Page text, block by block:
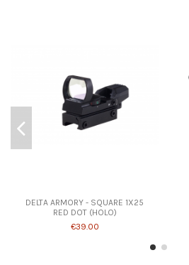
DELTA ARMORY - SQUARE 1X25
RED DOT (HOLO)
€39.00